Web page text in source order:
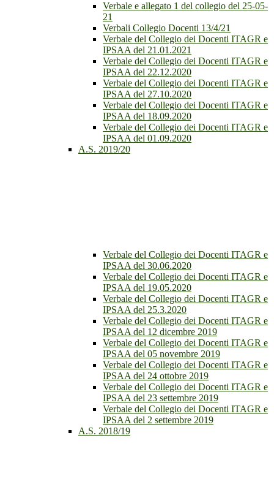
Verbale e allegato 1 del collegio del 25-05-
21
Verbali Collegio Docenti 13/4/21
Verbale del Collegio dei Docenti ITAGR e
IPSAA del 21.01.2021
Verbale del Collegio dei Docenti ITAGR e
IPSAA del 22.12.2020
Verbale del Collegio dei Docenti ITAGR e
IPSAA del 27.10.2020
Verbale del Collegio dei Docenti ITAGR e
IPSAA del 18.09.2020
Verbale del Collegio dei Docenti ITAGR e
IPSAA del 01.09.2020
A.S. 2019/20
Verbale del Collegio dei Docenti ITAGR e
IPSAA del 30.06.2020
Verbale del Collegio dei Docenti ITAGR e
IPSAA del 19.05.2020
Verbale del Collegio dei Docenti ITAGR e
IPSAA del 25.3.2020
Verbale del Collegio dei Docenti ITAGR e
IPSAA del 12 dicembre 2019
Verbale del Collegio dei Docenti ITAGR e
IPSAA del 05 novembre 2019
Verbale del Collegio dei Docenti ITAGR e
IPSAA del 24 ottobre 2019
Verbale del Collegio dei Docenti ITAGR e
IPSAA del 23 settembre 2019
Verbale del Collegio dei Docenti ITAGR e
IPSAA del 2 settembre 2019
A.S. 2018/19